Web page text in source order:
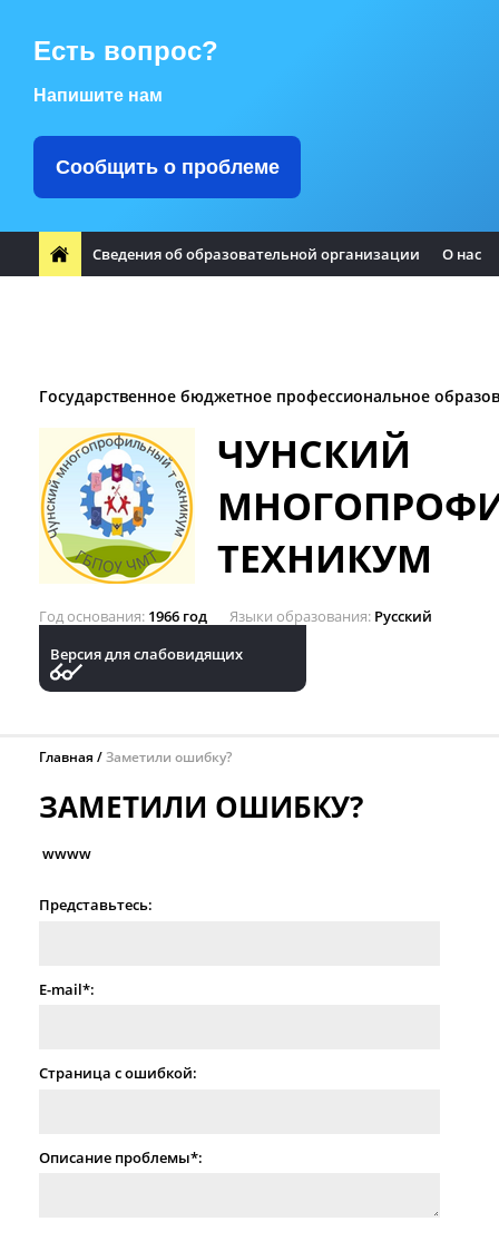
Есть вопрос?
Напишите нам
Сообщить о проблеме
Сведения об образовательной организации О нас
Государственное бюджетное профессиональное
ЧУНСКИЙ
ТЕХНИКУМ
Год основания 1966 год Языки образования Русский
Версия для слабовидящих
Главная Заметили ошибку?
ЗАМЕТИЛИ ОШИБКУ?
wwww
Представьтесь:
E-mail*:
Страница с ошибкой:
Описание проблемы*: